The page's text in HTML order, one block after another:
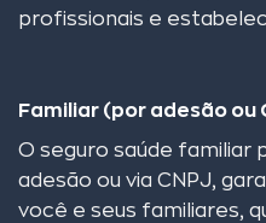
profissionais e
Familiar (por adesão ou
O seguro saúde
adesão ou via CNPJ,
você e seus familiares,